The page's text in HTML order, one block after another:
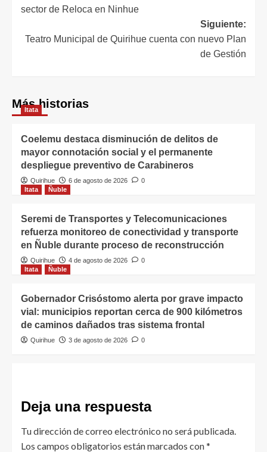
sector de Reloca en Ninhue
Siguiente:
Teatro Municipal de Quirihue cuenta con nuevo Plan
de Gestión
Más historias
Itata
Coelemu destaca disminución de delitos de
mayor connotación social y el permanente
despliegue preventivo de Carabineros
Quirihue 6 de agosto de 2026
0
Itata
Ñuble
Seremi de Transportes y Telecomunicaciones
refuerza monitoreo de conectividad y transporte
en Ñuble durante proceso de reconstrucción
Quirihue 4 de agosto de 2026
0
Itata
Ñuble
Gobernador Crisóstomo alerta por grave impacto
vial: municipios reportan cerca de 900 kilómetros
de caminos dañados tras sistema frontal
Quirihue 3 de agosto de 2026 0
Deja una respuesta
Tu dirección de correo electrónico no será publicada.
Los campos obligatorios están marcados con*